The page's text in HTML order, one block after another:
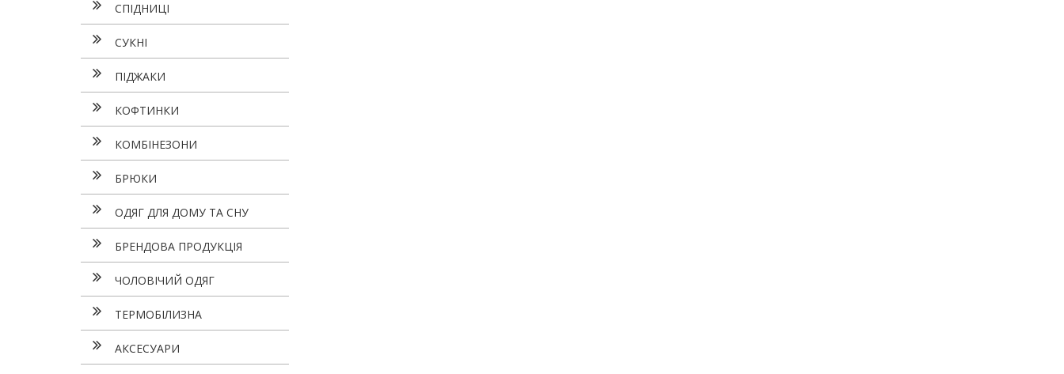
СПІДНИЦІ
СУКНI
ПІДЖАКИ
КОФТИНКИ
КОМБІНЕЗОНИ
БРЮКИ
ОДЯГ ДЛЯ ДОМУ ТА СНУ
БРЕНДОВА ПРОДУКЦІЯ
ЧОЛОВІЧИЙ ОДЯГ
ТЕРМОБІЛИЗНА
АКСЕСУАРИ